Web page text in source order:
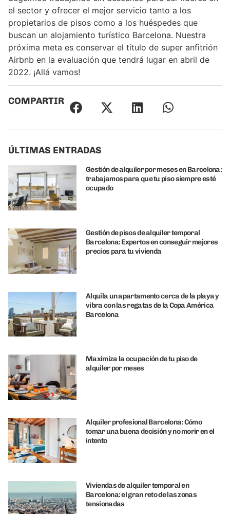
el sector y ofrecer el mejor servicio tanto a los
propietarios de pisos como a los huéspedes que
buscan un alojamiento turístico Barcelona. Nuestra
próxima meta es conservar el título de super anfitrión
Airbnb en la evaluación que tendrá lugar en abril de
2022. ¡Allá vamos!
COMPARTIR
ÚLTIMAS ENTRADAS
Gestión de alquiler por meses en Barcelona:
trabajamos para que tu piso siempre esté
ocupado
Gestión de pisos de alquiler temporal
Barcelona: Expertos en conseguir mejores
precios para tu vivienda
Alquila un apartamento cerca de la playa y
vibra con las regatas de la Copa América
Barcelona
Maximiza la ocupación de tu piso de
alquiler por meses
Alquiler profesional Barcelona: Cómo
tomar una buena decisión y no morir en el
intento
Viviendas de alquiler temporal en
Barcelona: el gran reto de las zonas
tensionadas